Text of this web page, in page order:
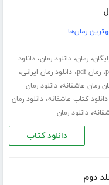
رمان‌ها
،رمان،دانلود رمان،دانلود
،رمان pdf ،دانلود رمان ایرانی،
رمان عاشقانه،دانلود رمان
دانلود کتاب عاشقانه،دانلود رمان
،دانلود رمان
دانلود کتاب
دوم